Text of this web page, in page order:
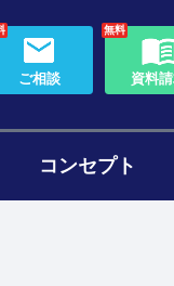
ご相談
無料
資料
コンセプト